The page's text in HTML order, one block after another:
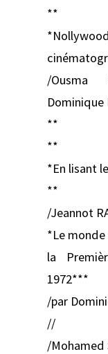
**
/Ousma
**
**
*En lisant
**
/Jeannot
*Le
la
1972***
/par
//
/Mohamed